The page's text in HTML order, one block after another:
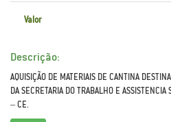
Valor
Descrição:
AQUISIÇÃO DE MATERIAIS DE CANTINA
DA SECRETARIA DO TRABALHO E
– CE.